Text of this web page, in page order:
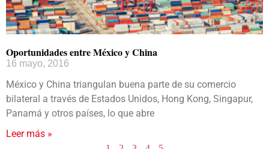
Oportunidades entre México y China
16 mayo, 2016
México y China triangulan buena parte de su comercio
bilateral a través de Estados Unidos, Hong Kong, Singapur,
Panamá y otros países, lo que abre
Leer más »